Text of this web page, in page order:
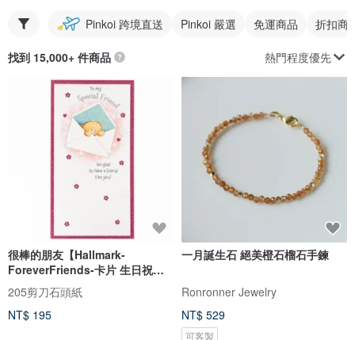
Pinkoi 跨境直送 Pinkoi 嚴選 免運商品 折扣商
找到 15,000+ 件商品 熱門程度優先
很棒的朋友【Hallmark-
ForeverFriends-卡片 生日祝
福】
205剪刀石頭紙
NT$ 195
一月誕生石 絕美橙石榴石手鍊
Ronronner Jewelry
NT$ 529
可客製